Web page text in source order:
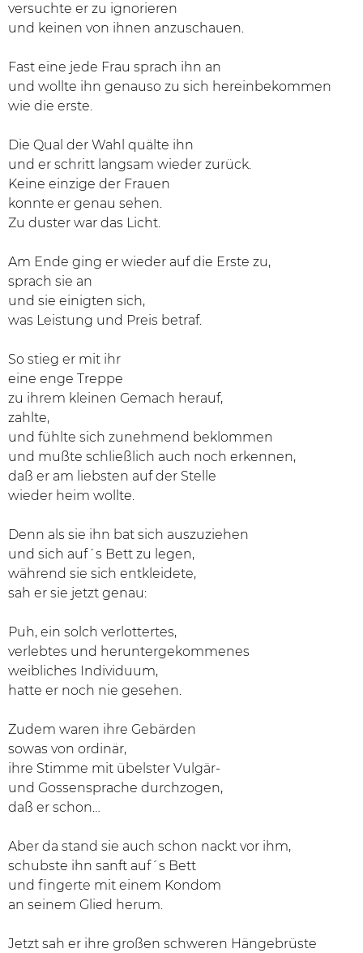
versuchte er zu ignorieren
und keinen von ihnen anzuschauen.
Fast eine jede Frau sprach ihn an
und wollte ihn genauso zu sich hereinbekommen
wie die erste.
Die Qual der Wahl quälte ihn
und er schritt langsam wieder zurück.
Keine einzige der Frauen
konnte er genau sehen.
Zu duster war das Licht.
Am Ende ging er wieder auf die Erste zu,
sprach sie an
und sie einigten sich,
was Leistung und Preis betraf.
So stieg er mit ihr
eine enge Treppe
zu ihrem kleinen Gemach herauf,
zahlte,
und fühlte sich zunehmend beklommen
und mußte schließlich auch noch erkennen,
daß er am liebsten auf der Stelle
wieder heim wollte.
Denn als sie ihn bat sich auszuziehen
und sich auf´s Bett zu legen,
während sie sich entkleidete,
sah er sie jetzt genau:
Puh, ein solch verlottertes,
verlebtes und heruntergekommenes
weibliches Individuum,
hatte er noch nie gesehen.
Zudem waren ihre Gebärden
sowas von ordinär,
ihre Stimme mit übelster Vulgär-
und Gossensprache durchzogen,
daß er schon…
Aber da stand sie auch schon nackt vor ihm,
schubste ihn sanft auf´s Bett
und fingerte mit einem Kondom
an seinem Glied herum.
Jetzt sah er ihre großen schweren Hängebrüste